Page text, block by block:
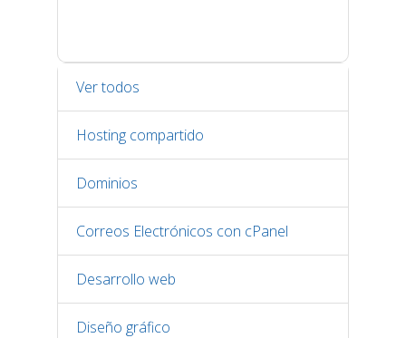
Ver todos
Hosting compartido
Dominios
Correos Electrónicos con cPanel
Desarrollo web
Diseño gráfico